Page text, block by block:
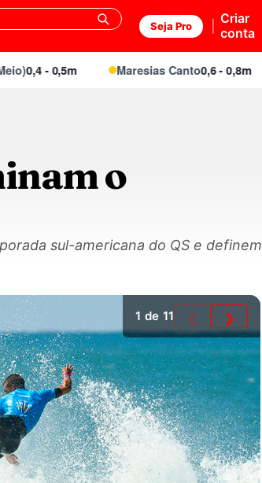
Seja Pro
Criar
conta
- 0,5m Maresias Canto0,6 - 0,8m
o
sul-americana do QS e definem
1 de 11 ❮ ❯